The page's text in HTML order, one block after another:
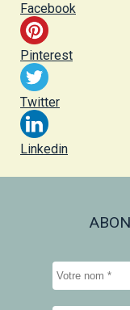
Facebook
Pinterest
Twitter
Linkedin